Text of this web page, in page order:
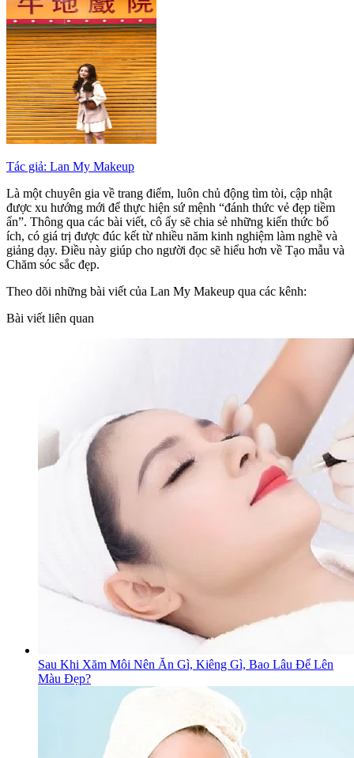
Tác giả: Lan My Makeup
Là một chuyên gia về trang điểm, luôn chủ động tìm tòi, cập nhật
được xu hướng mới để thực hiện sứ mệnh “đánh thức vẻ đẹp tiềm
ẩn”. Thông qua các bài viết, cô ấy sẽ chia sẻ những kiến thức bổ
ích, có giá trị được đúc kết từ nhiều năm kinh nghiệm làm nghề và
giảng dạy. Điều này giúp cho người đọc sẽ hiểu hơn về Tạo mẫu và
Chăm sóc sắc đẹp.
Theo dõi những bài viết của Lan My Makeup qua các kênh:
Bài viết liên quan
Sau Khi Xăm Môi Nên Ăn Gì, Kiêng Gì, Bao Lâu Để Lên
Màu Đẹp?